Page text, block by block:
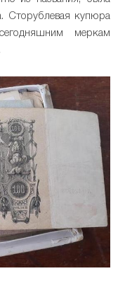
Сторублевая купюра
меркам